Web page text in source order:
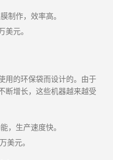
制作，效率高。
美元。
用的环保袋而设计的。由于
断增长，这些机器越来越受
，生产速度快。
美元。